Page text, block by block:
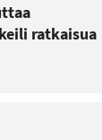
ratkaisua